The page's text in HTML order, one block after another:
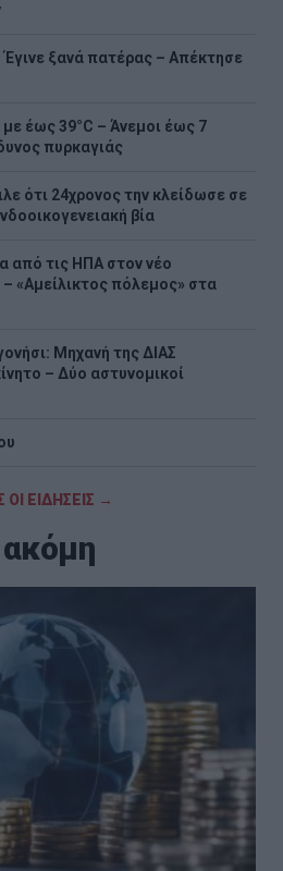
Έγινε ξανά πατέρας – Απέκτησε
με έως 39°C – Άνεμοι έως 7
πυρκαγιάς
ότι 24χρονος την κλείδωσε σε
βία
από τις ΗΠΑ στον νέο
«Αμείλικτος πόλεμος» στα
Μηχανή της ΔΙΑΣ
– Δύο αστυνομικοί
ΟΙ ΕΙΔΗΣΕΙΣ →